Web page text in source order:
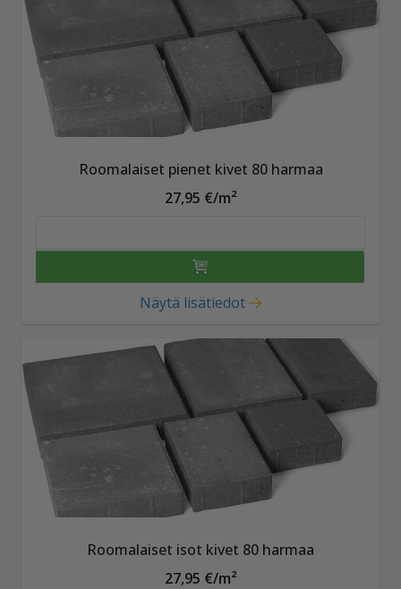
Roomalaiset pienet kivet 80 harmaa
27,95 €/m²
Näytä lisätiedot
Roomalaiset isot kivet 80 harmaa
27,95 €/m²